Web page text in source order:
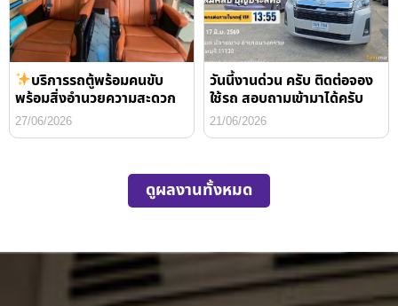
บริการรถตู้พร้อมคนขับ
พร้อมสิ่งอำนวยความสะดวก
27/06/2026
วันนี้งานด่วน ครับ ติดต่อจอง
ใช้รถ สอบถามเข้ามาได้ครับ
21/06/2026
ดูผลงานทั้งหมด